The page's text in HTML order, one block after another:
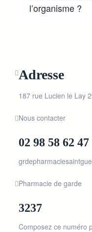
l’organisme ?
Adresse
187 rue Lucien le Lay
Nous contacter
02 98 58 62 47
Pharmacie de garde
3237
Composez ce numéro